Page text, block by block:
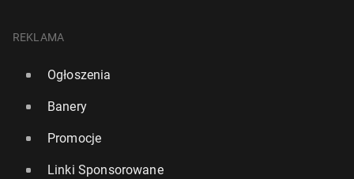
REKLAMA
Ogłoszenia
Banery
Promocje
Linki Sponsorowane